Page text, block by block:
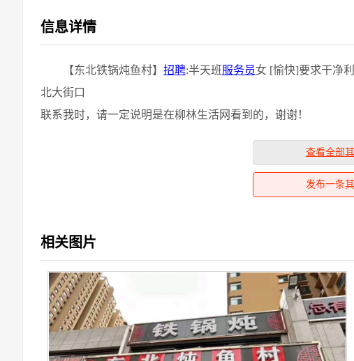
信息详情
【东北铁锅炖鱼村】 招聘:半天班服务员女 [愉快]要求干净
北大街口
联系我时，请一定说明是在柳林生活网看到的，谢谢！
查看全部
发布一条
相关图片